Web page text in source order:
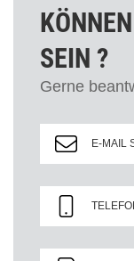
SEIN ?
Gerne
E-MAIL